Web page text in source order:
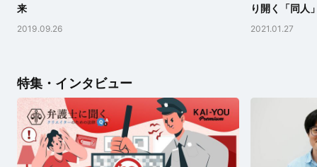
来
2019.09.26
り開く「同人
2021.01.27
特集・インタビュー